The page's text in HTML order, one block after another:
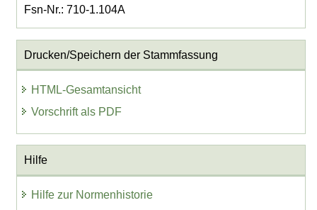
Fsn-Nr.: 710-1.104A
Drucken/Speichern der Stammfassung
HTML-Gesamtansicht
Vorschrift als PDF
Hilfe
Hilfe zur Normenhistorie